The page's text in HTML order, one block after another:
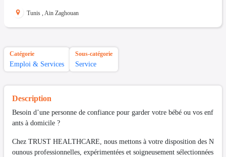
Tunis , Ain Zaghouan
Catégorie
Emploi & Services
Sous-catégorie
Service
Description
Besoin d’une personne de confiance pour garder votre bébé ou vos enf
ants à domicile ?
Chez TRUST HEALTHCARE, nous mettons à votre disposition des N
ounous professionnelles, expérimentées et soigneusement sélectionnées